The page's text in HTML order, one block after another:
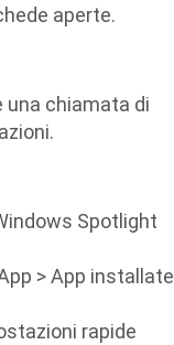
aperte.
una chiamata di
Spotlight
> App installate
rapide